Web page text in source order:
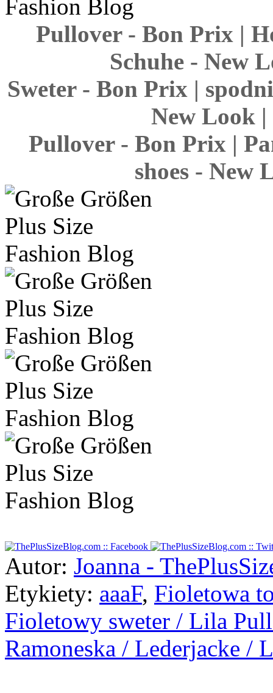
Pullover - Bon Prix |
Schuhe - New
Sweter - Bon Prix |
New Look
Pullover - Bon Prix |
shoes - New
Autor: Joanna -
Etykiety: aaaF, Fioletowa
Fioletowy sweter / Lila
Ramoneska / Lederjacke /